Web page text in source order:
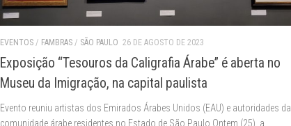
EVENTOS / FAMBRAS / SÃO PAULO 26 DE AGOSTO DE 2023
Exposição “Tesouros da Caligrafia Árabe” é aberta no
Museu da Imigração, na capital paulista
Evento reuniu artistas dos Emirados Árabes Unidos (EAU) e autoridades da
comunidade árabe residentes no Estado de São Paulo Ontem (25), a